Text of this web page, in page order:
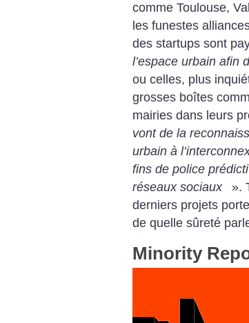
comme Toulouse,
les funestes
des startups sont
l’espace urbain afin
ou celles, plus
grosses boîtes
mairies dans leurs
vont de la
urbain à
fins de police
réseaux sociaux
».
derniers projets
de quelle sûreté
Minority